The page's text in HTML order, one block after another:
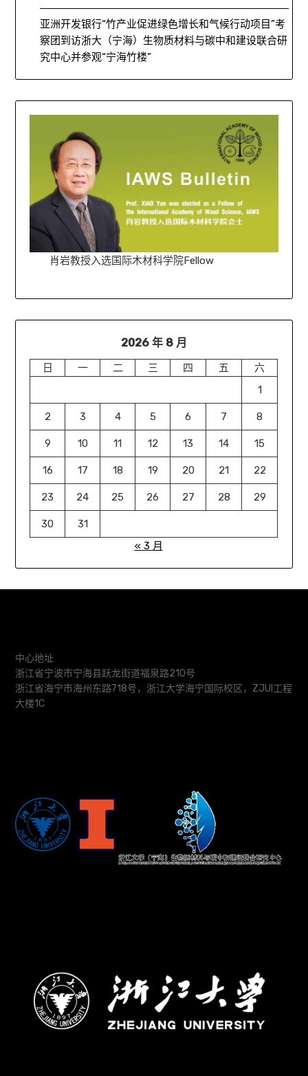
亚洲开发银行“竹产业促进绿色增长和气候行动项目”考
察团到访浙大（宁海）生物质材料与碳中和建设联合研
究中心并参观“宁海竹楼”
肖岩教授入选国际木材科学院Fellow
2026 年 8 月
日 一 二 三 四 五
六
1
2 3 4 5 6 7 8
9 10 11 12 13 14 15
16 17 18 19 20 21 22
23 24 25 26 27 28 29
30
31
« 3 月
中心地址
浙江省宁波市宁海县跃龙街道福泉路210号
浙江省海宁市海州东路718号，浙江大学海宁国际校区，ZJUI工程
大楼1C